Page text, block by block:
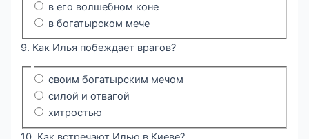
в его волшебном коне
в богатырском мече
9. Как Илья побеждает врагов?
своим богатырским мечом
силой и отвагой
хитростью